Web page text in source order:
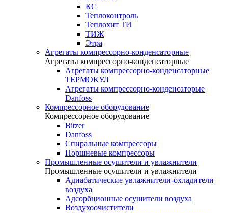
КС
Теплоконтроль
Теплохит ТИ
ТИЖ
Этра
Агрегаты компрессорно-конденсаторные
Агрегаты компрессорно-конденсаторные
Агрегаты компрессорно-конденсаторные
ТЕРМОКУЛ
Агрегаты компрессорно-конденсаторые
Danfoss
Компрессорное оборудование
Компрессорное оборудование
Bitzer
Danfoss
Спиральные компрессоры
Поршневые компрессоры
Промышленные осушители и увлажнители
Промышленные осушители и увлажнители
Адиабатические увлажнители-охладители
воздуха
Адсорбционные осушители воздуха
Воздухоочистители